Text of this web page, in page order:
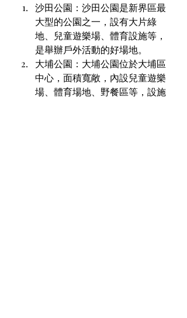
沙田公園：沙田公園是新界區最
大型的公園之一，設有大片綠
地、兒童遊樂場、體育設施等，
是舉辦戶外活動的好場地。
大埔公園：大埔公園位於大埔區
中心，面積寬敞，內設兒童遊樂
場、體育場地、野餐區等，設施